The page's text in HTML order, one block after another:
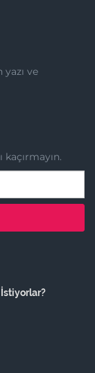
yazı ve